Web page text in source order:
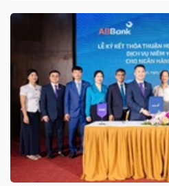
(-)
Bài
của